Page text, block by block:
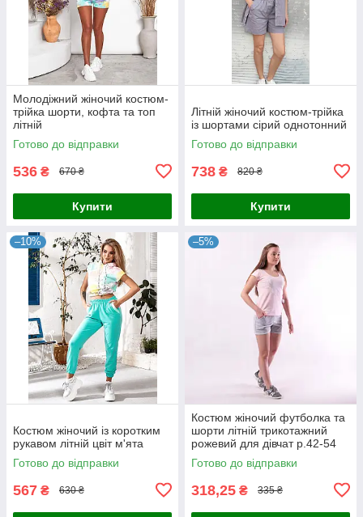
Молодіжний жіночий костюм-
трійка шорти, кофта та топ
літній
Готово до відправки
536 ₴ 670 ₴
Купити
Літній жіночий костюм-трійка
із шортами сірий однотонний
Готово до відправки
738 ₴ 820 ₴
Купити
–10%
Костюм жіночий із коротким
рукавом літній цвіт м'ята
Готово до відправки
567 ₴ 630 ₴
–5%
Костюм жіночий футболка та
шорти літній трикотажний
рожевий для дівчат р.42-54
Готово до відправки
318,25 ₴ 335 ₴